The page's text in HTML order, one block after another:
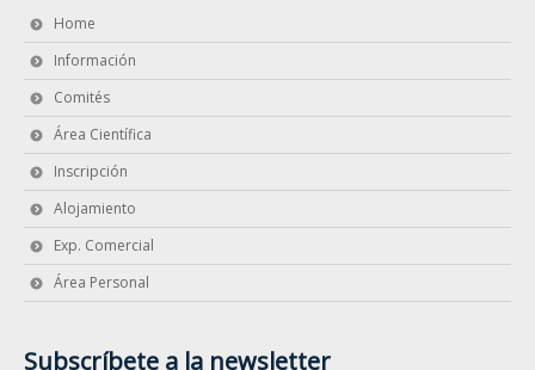
Home
Información
Comités
Área Científica
Inscripción
Alojamiento
Exp. Comercial
Área Personal
Subscríbete a la newsletter